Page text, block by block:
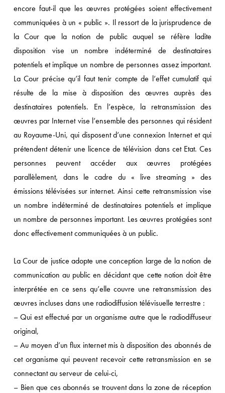
encore faut-il que les œuvres protégées soient effectivement
communiquées à un « public ». Il ressort de la jurisprudence de
la Cour que la notion de public auquel se réfère ladite
disposition vise un nombre indéterminé de destinataires
potentiels et implique un nombre de personnes assez important.
La Cour précise qu’il faut tenir compte de l’effet cumulatif qui
résulte de la mise à disposition des œuvres auprès des
destinataires potentiels. En l’espèce, la retransmission des
œuvres par Internet vise l’ensemble des personnes qui résident
au Royaume-Uni, qui disposent d’une connexion Internet et qui
prétendent détenir une licence de télévision dans cet Etat. Ces
personnes peuvent accéder aux œuvres protégées
parallèlement, dans le cadre du « live streaming » des
émissions télévisées sur internet. Ainsi cette retransmission vise
un nombre indéterminé de destinataires potentiels et implique
un nombre de personnes important. Les œuvres protégées sont
donc effectivement communiquées à un public.
La Cour de justice adopte une conception large de la notion de
communication au public en décidant que cette notion doit être
interprétée en ce sens qu’elle couvre une retransmission des
œuvres incluses dans une radiodiffusion télévisuelle terrestre :
– Qui est effectué par un organisme autre que le radiodiffuseur
original,
– Au moyen d’un flux internet mis à disposition des abonnés de
cet organisme qui peuvent recevoir cette retransmission en se
connectant au serveur de celui-ci,
– Bien que ces abonnés se trouvent dans la zone de réception